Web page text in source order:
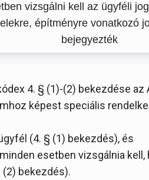
vizsgálni kell az ügyféli
építményre vonatkozó
bejegyezték
4. § (1)-(2) bekezdése
képest speciális
(4. § (1) bekezdés), és
esetben vizsgálnia
bekezdés).